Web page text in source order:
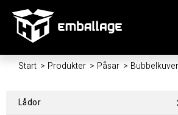
Start / Produkter / Påsar /
Lådor